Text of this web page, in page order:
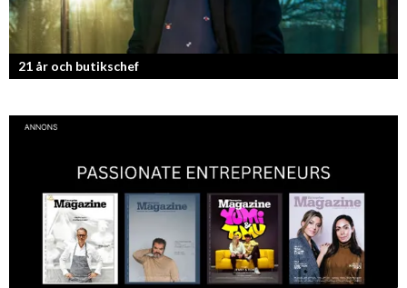
21 år och butikschef
Denis Manasiev Vukotic driver Teknikmagasinet mot nya framgångar!